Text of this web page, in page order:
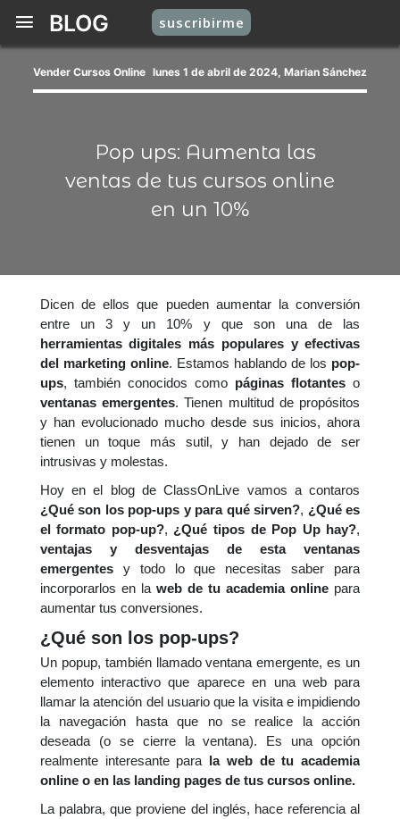
BLOG suscribirme
Vender Cursos Online lunes 1 de abril de 2024, Marian Sánchez
Pop ups: Aumenta las
ventas de tus cursos online
en un 10%
Dicen de ellos que pueden aumentar la conversión
entre un 3 y un 10% y que son una de las
herramientas digitales más populares y efectivas
del marketing online. Estamos hablando de los pop-
ups, también conocidos como páginas flotantes o
ventanas emergentes. Tienen multitud de propósitos
y han evolucionado mucho desde sus inicios, ahora
tienen un toque más sutil, y han dejado de ser
intrusivas y molestas.
Hoy en el blog de ClassOnLive vamos a contaros
¿Qué son los pop-ups y para qué sirven?, ¿Qué es
el formato pop-up?, ¿Qué tipos de Pop Up hay?,
ventajas y desventajas de esta ventanas
emergentesy todo lo que necesitas saber para
incorporarlos en la web de tu academia online para
aumentar tus conversiones.
¿Qué son los pop-ups?
Un popup, también llamado ventana emergente, es un
elemento interactivo que aparece en una web para
llamar la atención del usuario que la visita e impidiendo
la navegación hasta que no se realice la acción
deseada (o se cierre la ventana). Es una opción
realmente interesante para la web de tu academia
online o en las landing pages de tus cursos online.
La palabra, que proviene del inglés, hace referencia al